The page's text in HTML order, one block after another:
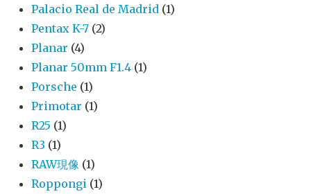
Palacio Real de Madrid (1)
Pentax K-7 (2)
Planar (4)
Planar 50mm F1.4 (1)
Porsche (1)
Primotar (1)
R25 (1)
R3 (1)
RAW現像 (1)
Roppongi (1)